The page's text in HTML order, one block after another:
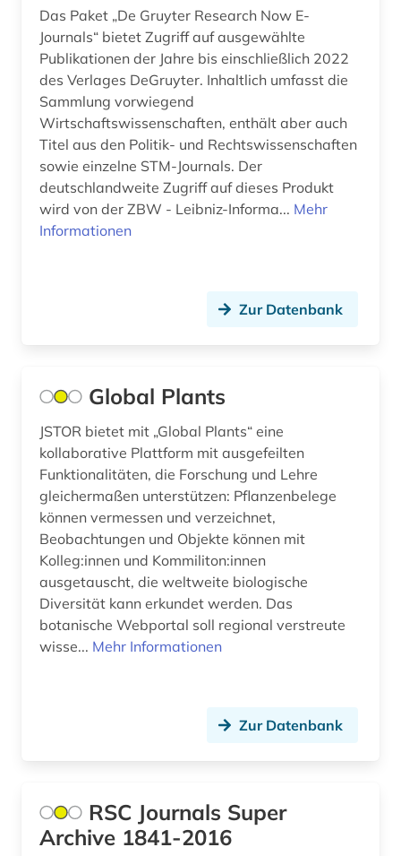
finanzwissenschaft (1)
finnland (1)
firmen (1)
firmenbuch (1)
fischerei (1)
fischereiwirtschaft (1)
flora (2)
formulare (1)
forschungsdaten (2)
forschungsergebnis (1)
forschungsprojekt (1)
forschungsstrategie (1)
forschungstrends (1)
forstwirtschaft (1)
französisch (1)
Das Paket „De Gruyter Research Now E-
Journals“ bietet Zugriff auf ausgewählte
Publikationen der Jahre bis einschließlich 2022
des Verlages DeGruyter. Inhaltlich umfasst die
Sammlung vorwiegend
Wirtschaftswissenschaften, enthält aber auch
Titel aus den Politik- und Rechtswissenschaften
sowie einzelne STM-Journals. Der
deutschlandweite Zugriff auf dieses Produkt
wird von der ZBW - Leibniz-Informa... Mehr
Informationen
Zur Datenbank
Global Plants
JSTOR bietet mit „Global Plants“ eine
kollaborative Plattform mit ausgefeilten
Funktionalitäten, die Forschung und Lehre
gleichermaßen unterstützen: Pflanzenbelege
können vermessen und verzeichnet,
Beobachtungen und Objekte können mit
Kolleg:innen und Kommiliton:innen
ausgetauscht, die weltweite biologische
Diversität kann erkundet werden. Das
botanische Webportal soll regional verstreute
wisse... Mehr Informationen
Zur Datenbank
RSC Journals Super
Archive 1841-2016